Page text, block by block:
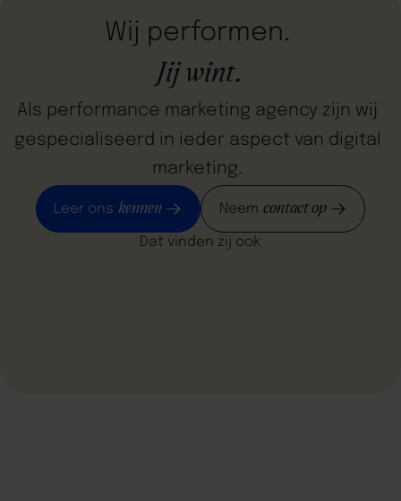
Wij performen.
Jij wint.
Als performance marketing agency zijn wij
gespecialiseerd in ieder aspect van digital
marketing.
Leer ons kennen Neem contact op
Dat vinden zij ook